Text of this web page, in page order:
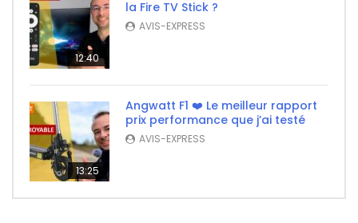
12:40
la Fire TV Stick ?
AVIS-EXPRESS
13:25
Angwatt F1 ❤️ Le meilleur rapport
prix performance que j’ai testé
AVIS-EXPRESS